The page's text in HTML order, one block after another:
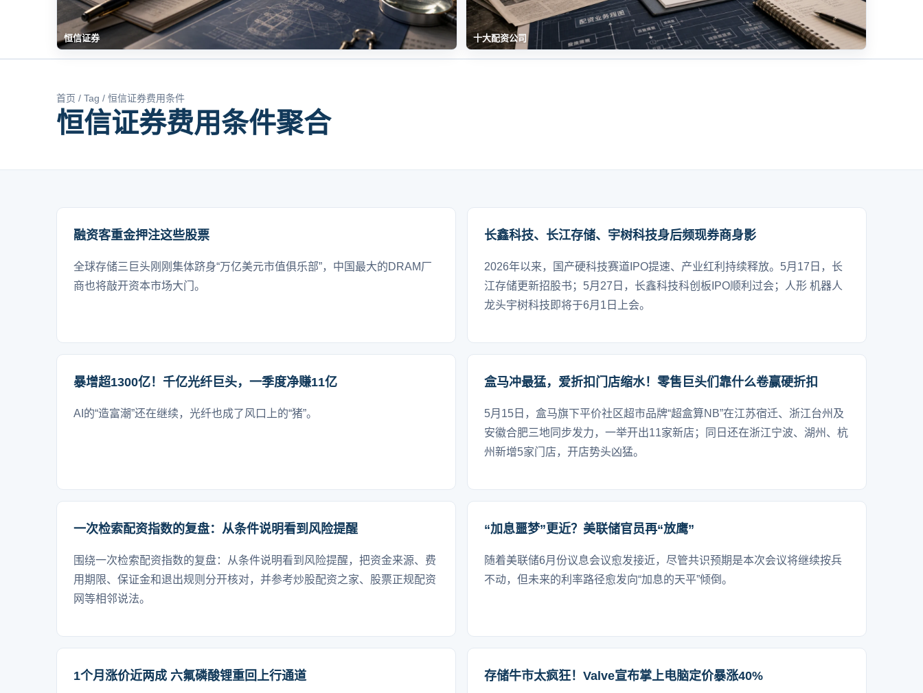
恒信证券 十大配资公司
首页 / Tag / 恒信证券费用条件
恒信证券费用条件聚合
融资客重金押注这些股票
全球存储三巨头刚刚集体跻身“万亿美元市值俱乐部”，中国最大的DRAM厂
商也将敲开资本市场大门。
长鑫科技、长江存储、宇树科技身后频现券商身影
2026年以来，国产硬科技赛道IPO提速、产业红利持续释放。5月17日，长
江存储更新招股书；5月27日，长鑫科技科创板IPO顺利过会；人形 机器人
龙头宇树科技即将于6月1日上会。
暴增超1300亿！千亿光纤巨头，一季度净赚11亿
AI的“造富潮”还在继续，光纤也成了风口上的“猪”。
盒马冲最猛，爱折扣门店缩水！零售巨头们靠什么卷赢硬折扣
5月15日，盒马旗下平价社区超市品牌“超盒算NB”在江苏宿迁、浙江台州及
安徽合肥三地同步发力，一举开出11家新店；同日还在浙江宁波、湖州、杭
州新增5家门店，开店势头凶猛。
一次检索配资指数的复盘：从条件说明看到风险提醒
围绕一次检索配资指数的复盘：从条件说明看到风险提醒，把资金来源、费
用期限、保证金和退出规则分开核对，并参考炒股配资之家、股票正规配资
网等相邻说法。
“加息噩梦”更近？美联储官员再“放鹰”
随着美联储6月份议息会议愈发接近，尽管共识预期是本次会议将继续按兵
不动，但未来的利率路径愈发向“加息的天平”倾倒。
1个月涨价近两成 六氟磷酸锂重回上行通道 存储牛市太疯狂！Valve宣布掌上电脑定价暴涨40%